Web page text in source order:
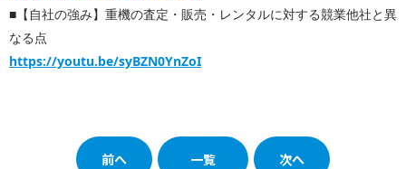
■【自社の強み】重機の査定・販売・レンタルに対する競業他社と異
なる点
https://youtu.be/syBZN0YnZoI
前へ 一覧 次へ